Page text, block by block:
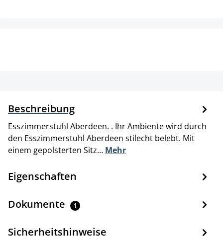
Beschreibung
Esszimmerstuhl Aberdeen. . Ihr Ambiente wird durch
den Esszimmerstuhl Aberdeen stilecht belebt. Mit
einem gepolsterten Sitz… Mehr
Eigenschaften
Dokumente 1
Sicherheitshinweise